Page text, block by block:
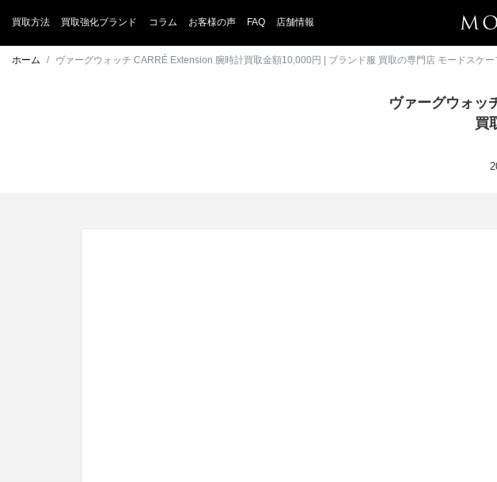
買取方法 買取強化ブランド コラム お客様の声 FAQ 店舗情報
ホーム ヴァーグウォッチ CARRÉ Extension 腕時計買取金額10,000円 | ブランド服 買取の専門店 モードスケー
ヴァーグウォッ
買